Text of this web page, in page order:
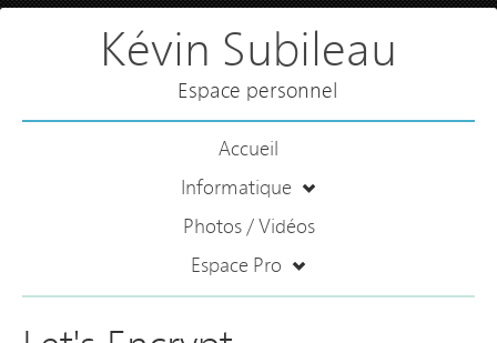
Kévin Subileau
Espace personnel
Accueil
Informatique
Photos / Vidéos
Espace Pro